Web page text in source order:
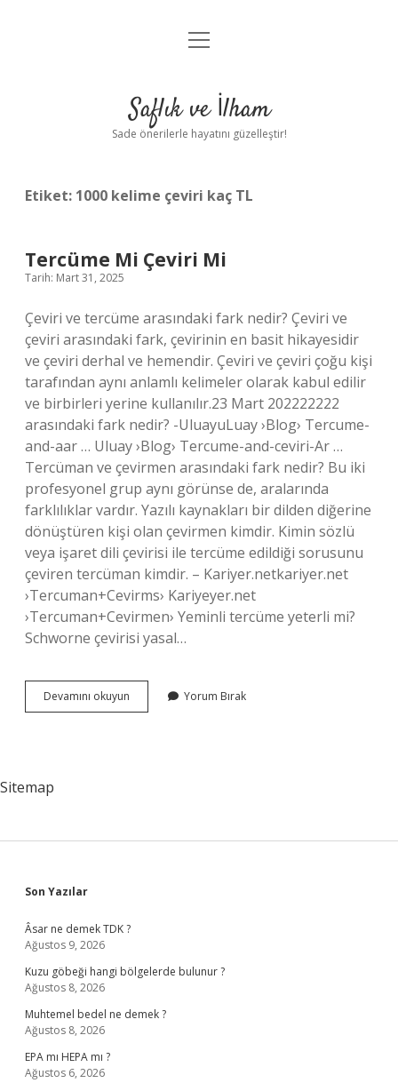
Anasayfa
Yasal Uyarı
menüyü
Saflık ve İlham
Sade önerilerle hayatını güzelleştir!
Etiket: 1000 kelime çeviri kaç TL
Tercüme Mi Çeviri Mi
Tarih: Mart 31, 2025
Çeviri ve tercüme arasındaki fark nedir? Çeviri ve
çeviri arasındaki fark, çevirinin en basit hikayesidir
ve çeviri derhal ve hemendir. Çeviri ve çeviri çoğu kişi
tarafından aynı anlamlı kelimeler olarak kabul edilir
ve birbirleri yerine kullanılır.23 Mart 202222222
arasındaki fark nedir? -UluayuLuay ›Blog› Tercume-
and-aar … Uluay ›Blog› Tercume-and-ceviri-Ar …
Tercüman ve çevirmen arasındaki fark nedir? Bu iki
profesyonel grup aynı görünse de, aralarında
farklılıklar vardır. Yazılı kaynakları bir dilden diğerine
dönüştüren kişi olan çevirmen kimdir. Kimin sözlü
veya işaret dili çevirisi ile tercüme edildiği sorusunu
çeviren tercüman kimdir. – Kariyer.netkariyer.net
›Tercuman+Cevirms› Kariyeyer.net
›Tercuman+Cevirmen› Yeminli tercüme yeterli mi?
Schworne çevirisi yasal…
Devamını okuyun Tercüme
Mi
Yorum Bırak
Sitemap
Sidebar
Son Yazılar
Âsar ne demek TDK ?
Ağustos 9, 2026
Kuzu göbeği hangi bölgelerde bulunur ?
Ağustos 8, 2026
Muhtemel bedel ne demek ?
Ağustos 8, 2026
EPA mı HEPA mı ?
Ağustos 6, 2026